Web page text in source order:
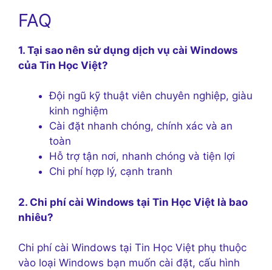
FAQ
1. Tại sao nên sử dụng dịch vụ cài Windows
của Tin Học Việt?
Đội ngũ kỹ thuật viên chuyên nghiệp, giàu
kinh nghiệm
Cài đặt nhanh chóng, chính xác và an
toàn
Hỗ trợ tận nơi, nhanh chóng và tiện lợi
Chi phí hợp lý, cạnh tranh
2. Chi phí cài Windows tại Tin Học Việt là bao
nhiêu?
Chi phí cài Windows tại Tin Học Việt phụ thuộc
vào loại Windows bạn muốn cài đặt, cấu hình